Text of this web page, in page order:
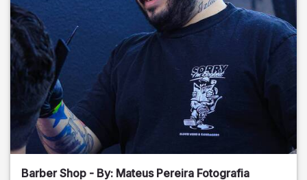
Barber Shop - By: Mateus Pereira Fotografia